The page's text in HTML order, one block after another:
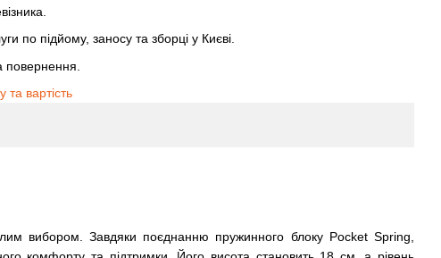
по підйому, заносу та зборці у Києві.
повернення.
та вартість
вибором. Завдяки поєднанню пружинного блоку Pocket Spring,